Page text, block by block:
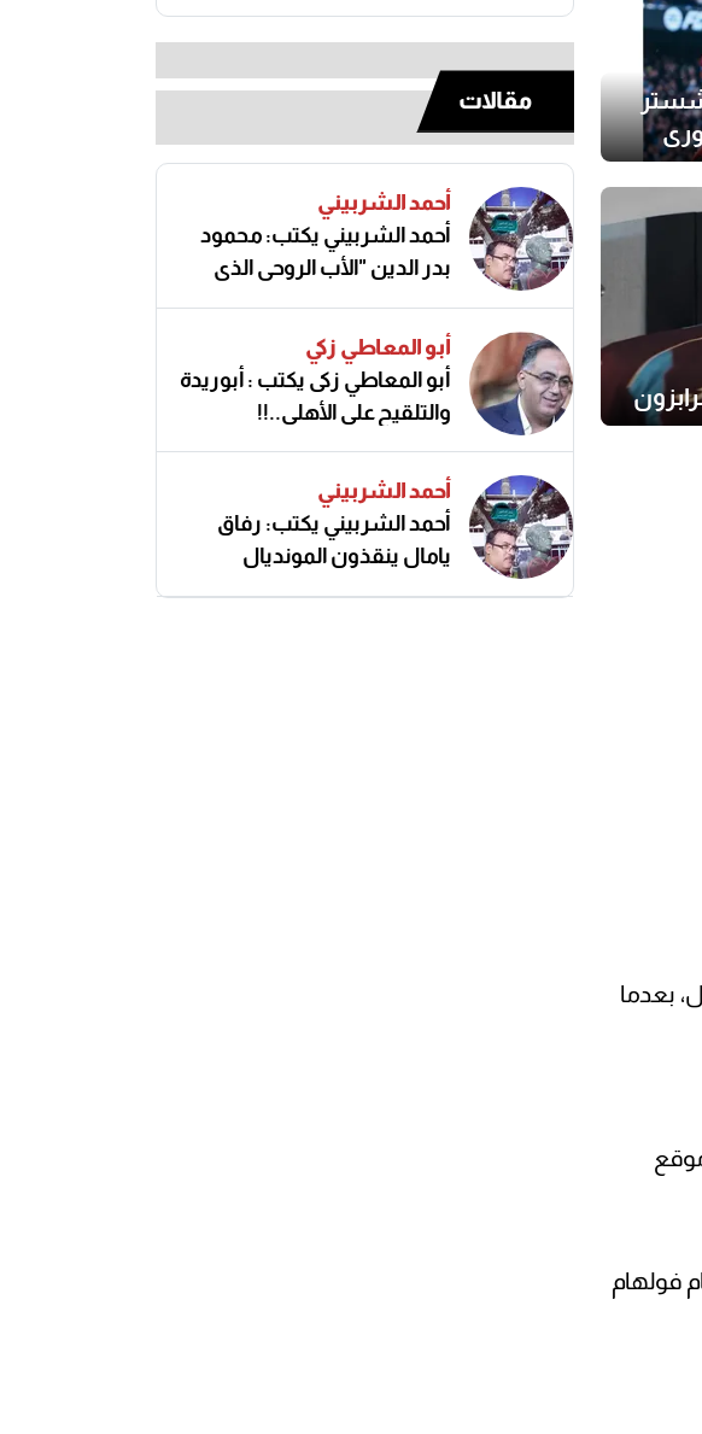
بعدما
فولهام
مقالات
أحمد الشربيني
أحمد الشربيني يكتب: محمود
بدر الدين "الأب الروحي الذي
أبو المعاطي زكي
أبو المعاطي زكى يكتب : أبوريدة
والتلقيح على الأهلى..!!
أحمد الشربيني
أحمد الشربيني يكتب: رفاق
يامال ينقذون المونديال